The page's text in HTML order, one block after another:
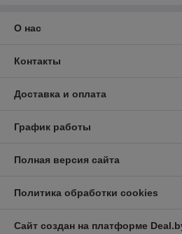
О нас
Контакты
Доставка и оплата
График работы
Полная версия сайта
Политика обработки cookies
Сайт создан на платформе